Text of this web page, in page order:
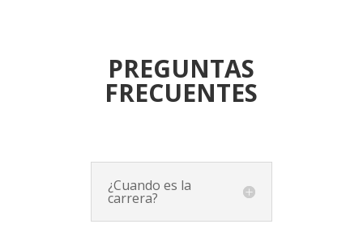
PREGUNTAS
FRECUENTES
¿Cuando es la
carrera?